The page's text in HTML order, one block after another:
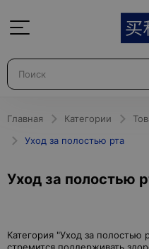
Главная Категории
Уход за полостью рта
Уход за полостью
Категория "Уход за полостью